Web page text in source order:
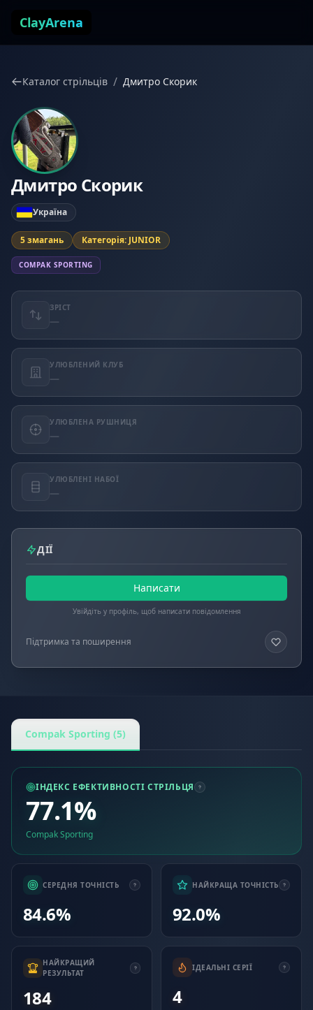
ClayArena
Каталог стрільців / Дмитро Скорик
Дмитро Скорик
Україна
5 змагань Категорія: JUNIOR
COMPAK SPORTING
ЗРІСТ
—
УЛЮБЛЕНИЙ КЛУБ
—
УЛЮБЛЕНА РУШНИЦЯ
—
УЛЮБЛЕНІ НАБОЇ
—
ДІЇ
Написати
Увійдіть у профіль, щоб написати повідомлення
Підтримка та поширення
Compak Sporting (5)
ІНДЕКС ЕФЕКТИВНОСТІ СТРІЛЬЦЯ
77.1%
Compak Sporting
СЕРЕДНЯ ТОЧНІСТЬ
84.6%
НАЙКРАЩА ТОЧНІСТЬ
92.0%
НАЙКРАЩИЙ
РЕЗУЛЬТАТ
184
ІДЕАЛЬНІ СЕРІЇ
4